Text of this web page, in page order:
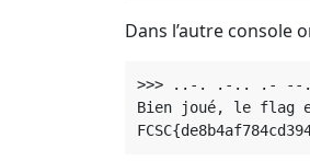
Dans l’autre console
>>> ..-. .-.. .- --.
Bien joué, le flag